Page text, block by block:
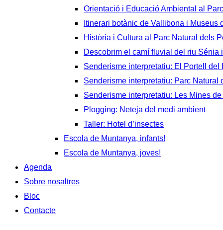
Orientació i Educació Ambiental al
Itinerari botànic de Vallibona i Museus
Història i Cultura al Parc Natural dels
Descobrim el camí fluvial del riu Sénia
Senderisme interpretatiu: El Portell del
Senderisme interpretatiu: Parc Natural
Senderisme interpretatiu: Les Mines
Plogging: Neteja del medi ambient
Taller: Hotel d’insectes
Escola de Muntanya, infants!
Escola de Muntanya, joves!
Agenda
Sobre nosaltres
Bloc
Contacte